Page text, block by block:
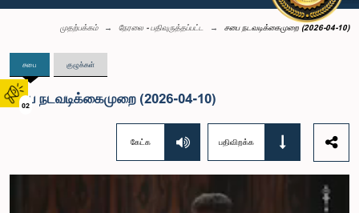
02
முதற்பக்கம் நேரலை - பதிவுருத்தப்பட்ட சபை நடவடிக்கைமுறை (2026-04-10)
சபை குழுக்கள்
சபை நடவடிக்கைமுறை (2026-04-10)
கேட்க பதிவிறக்க